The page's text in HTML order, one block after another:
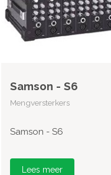
Samson - S6
Mengversterkers
Samson - S6
Lees meer